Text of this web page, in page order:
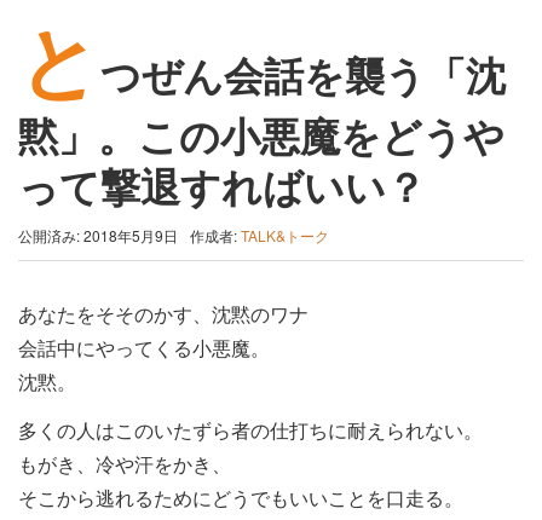
と つぜん会話を襲う「沈
黙」。この小悪魔をどうや
って撃退すればいい？
公開済み: 2018年5月9日 作成者:TALK&トーク
あなたをそそのかす、沈黙のワナ
会話中にやってくる小悪魔。
沈黙。
多くの人はこのいたずら者の仕打ちに耐えられない。
もがき、冷や汗をかき、
そこから逃れるためにどうでもいいことを口走る。